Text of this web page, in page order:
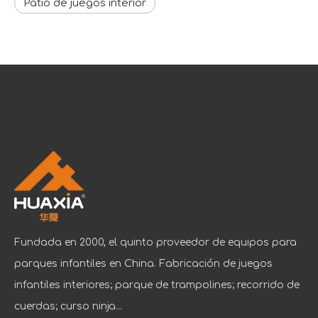
Patio de juegos interior
Fundada en 2000, el quinto proveedor de equipos para
parques infantiles en China. Fabricación de juegos
infantiles interiores; parque de trampolines; recorrido de
cuerdas; curso ninja...